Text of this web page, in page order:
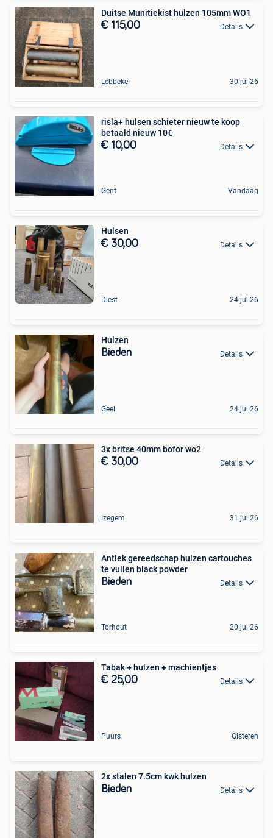
Duitse Munitiekist hulzen 105mm WO1
€ 115,00 Details
Lebbeke 30 jul 26
risla+ hulsen schieter nieuw te koop
betaald nieuw 10€
€ 10,00 Details
Gent Vandaag
Hulsen
€ 30,00 Details
Diest 24 jul 26
Hulzen
Bieden Details
Geel 24 jul 26
3x britse 40mm bofor wo2
€ 30,00 Details
Izegem 31 jul 26
Antiek gereedschap hulzen cartouches
te vullen black powder
Bieden Details
Torhout 20 jul 26
Tabak + hulzen + machientjes
€ 25,00 Details
Puurs Gisteren
2x stalen 7.5cm kwk hulzen
Bieden Details